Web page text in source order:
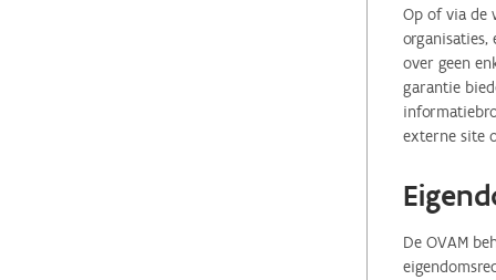
Op of via de
organisaties,
over geen
garantie
externe site
De OVAM